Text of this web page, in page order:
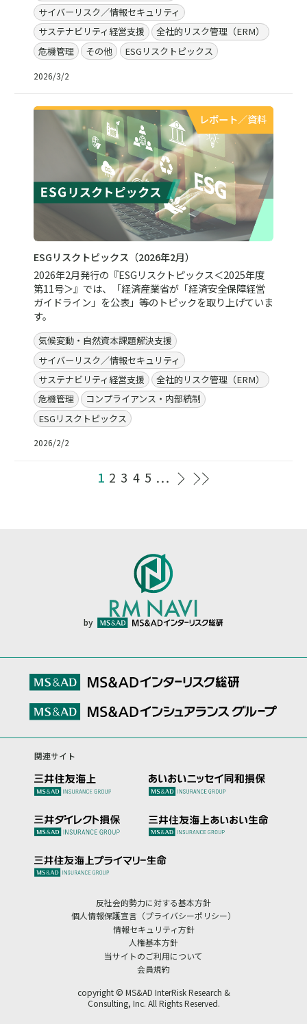
サイバーリスク／情報セキュリティ
サステナビリティ経営支援
全社的リスク管理（ERM）
危機管理
その他 ESGリスクトピックス
2026/3/2
レポート／資料
ESGリスクトピックス（2026年2月）
2026年2月発行の『ESGリスクトピックス＜2025年度
第11号＞』では、「経済産業省が「経済安全保障経営
ガイドライン」を公表」等のトピックを取り上げていま
す。
気候変動・自然資本課題解決支援
サイバーリスク／情報セキュリティ
サステナビリティ経営支援
全社的リスク管理（ERM）
危機管理
コンプライアンス・内部統制
ESGリスクトピックス
2026/2/2
1 2 3 4 5
by
関連サイト
反社会的勢力に対する基本方針
個人情報保護宣言（プライバシーポリシー）
情報セキュリティ方針
人権基本方針
当サイトのご利用について
会員規約
copyright © MS&AD InterRisk Research &
Consulting, Inc. All Rights Reserved.